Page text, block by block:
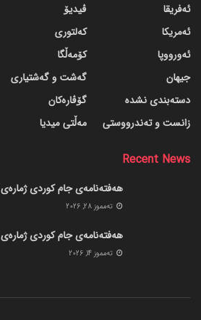
ئەفریقا
ئەمریکا
ئەورووپا
جیهان
دسته‌بندی نشده
زانست و تەندرووستی
ڤیدیۆ
کەلتوری
کۆمەڵگا
گه‌شت و گه‌شتیاری
گۆڤاره‌کان
مەڵتی میدیا
Recent News
هەفتەنامەی جام کوردی ژمارەی 432
ته‌مموز 28, 2026
هەفتەنامەی جام کوردی ژمارەی 431
ته‌مموز 14, 2026